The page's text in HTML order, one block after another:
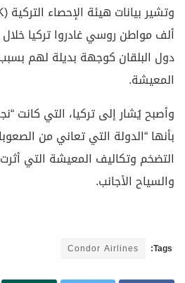
ألف مواطن روسي غادروا تركيا
دول البلقان كوجهة بديلة لهم
المعيشة.
وأصبح يُشار إلى تركيا، التي كانت
بأنها “الدولة التي تعاني من
التضخم وتكاليف المعيشة التي
والسياح الأجانب.
Tags:
Condor Airlines